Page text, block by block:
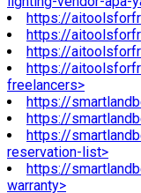
https://
https://
https://
https://
freelancers>
https://
https://
https://
reservation-list>
https://
warranty>